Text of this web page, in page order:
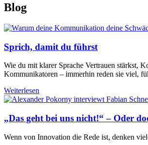
Blog
Sprich, damit du führst
Wie du mit klarer Sprache Vertrauen stärkst,
Kommunikatoren – immerhin reden sie viel,
Weiterlesen
„Das geht bei uns nicht!“ – Oder
Wenn von Innovation die Rede ist, denken